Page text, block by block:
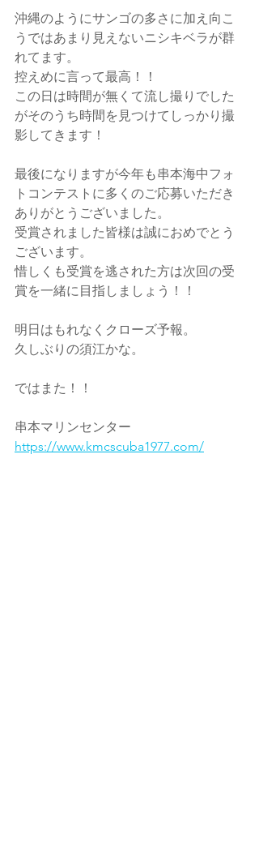
沖縄のようにサンゴの多さに加え向こ
うではあまり見えないニシキベラが群
れてます。
控えめに言って最高！！
この日は時間が無くて流し撮りでした
がそのうち時間を見つけてしっかり撮
影してきます！
最後になりますが今年も串本海中フォ
トコンテストに多くのご応募いただき
ありがとうございました。
受賞されました皆様は誠におめでとう
ございます。
惜しくも受賞を逃された方は次回の受
賞を一緒に目指しましょう！！
明日はもれなくクローズ予報。
久しぶりの須江かな。
ではまた！！
串本マリンセンター
https://www.kmcscuba1977.com/